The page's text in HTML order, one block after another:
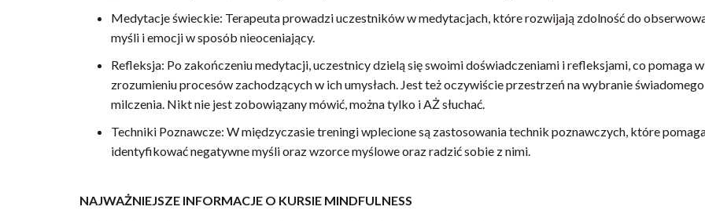
Medytacje świeckie: Terapeuta prowadzi uczestników w medytacjach, które rozwijają zdolność do
myśli i emocji w sposób nieoceniający.
Refleksja: Po zakończeniu medytacji, uczestnicy dzielą się swoimi doświadczeniami i refleksjami, co pomaga w
zrozumieniu procesów zachodzących w ich umysłach. Jest też oczywiście przestrzeń na wybranie świadomego
milczenia. Nikt nie jest zobowiązany mówić, można tylko i AŻ słuchać.
Techniki Poznawcze: W międzyczasie treningi wplecione są zastosowania technik poznawczych, które
identyfikować negatywne myśli oraz wzorce myślowe oraz radzić sobie z nimi.
NAJWAŻNIEJSZE INFORMACJE O KURSIE MINDFULNESS